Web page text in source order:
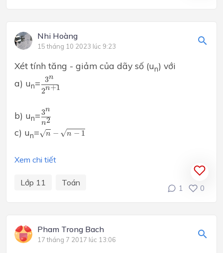
Nhi Hoàng
15 tháng 10 2023 lúc 9:23
Xét tính tăng - giảm của dãy số (un) với
a) un= 3n
2n+1
n2
b) un=3n
n2
3n
c) un=√n − √n − 1
−n
Xem chi tiết
Lớp 11 Toán
1 0
Pham Trong Bach
17 tháng 7 2017 lúc 13:06